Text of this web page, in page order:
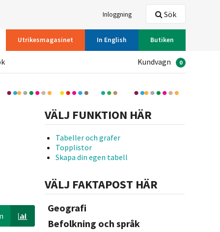
Inloggning
Utrikesmagasinet In English Butiken
Sök
Kundvagn 0
VÄLJ FUNKTION HÄR
Tabeller och grafer
Topplistor
Skapa din egen tabell
VÄLJ FAKTAPOST HÄR
Geografi
Befolkning och språk